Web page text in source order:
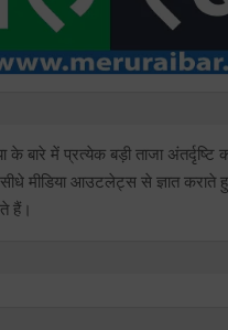
के बारे में प्रत्येक बड़ी ताजा
मीडिया आउटलेट्स से ज्ञात कराते
हैं।